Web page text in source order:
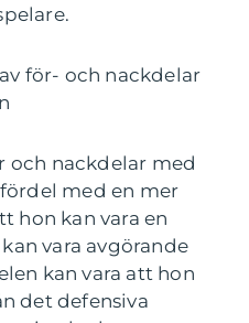
för- och nackdelar
och nackdelar med
med en mer
hon kan vara en
vara avgörande
kan vara att hon
det defensiva